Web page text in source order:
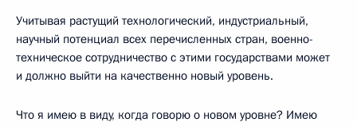
Учитывая растущий технологический, индустриальный,
научный потенциал всех перечисленных стран, военно-
техническое сотрудничество с этими государствами может
и должно выйти на качественно новый уровень.
Что я имею в виду, когда говорю о новом уровне? Имею